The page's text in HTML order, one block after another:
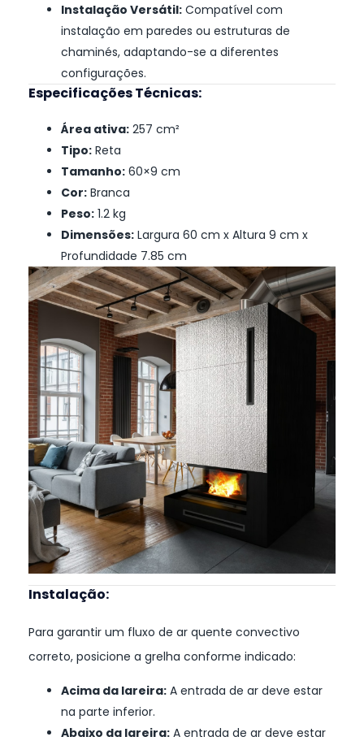
Instalação Versátil: Compatível com
instalação em paredes ou estruturas de
chaminés, adaptando-se a diferentes
configurações.
Especificações Técnicas:
Área ativa: 257 cm²
Tipo: Reta
Tamanho: 60×9 cm
Cor: Branca
Peso: 1.2 kg
Dimensões: Largura 60 cm x Altura 9 cm x
Profundidade 7.85 cm
Instalação:
Para garantir um fluxo de ar quente convectivo
correto, posicione a grelha conforme indicado:
Acima da lareira: A entrada de ar deve estar
na parte inferior.
Abaixo da lareira: A entrada de ar deve estar